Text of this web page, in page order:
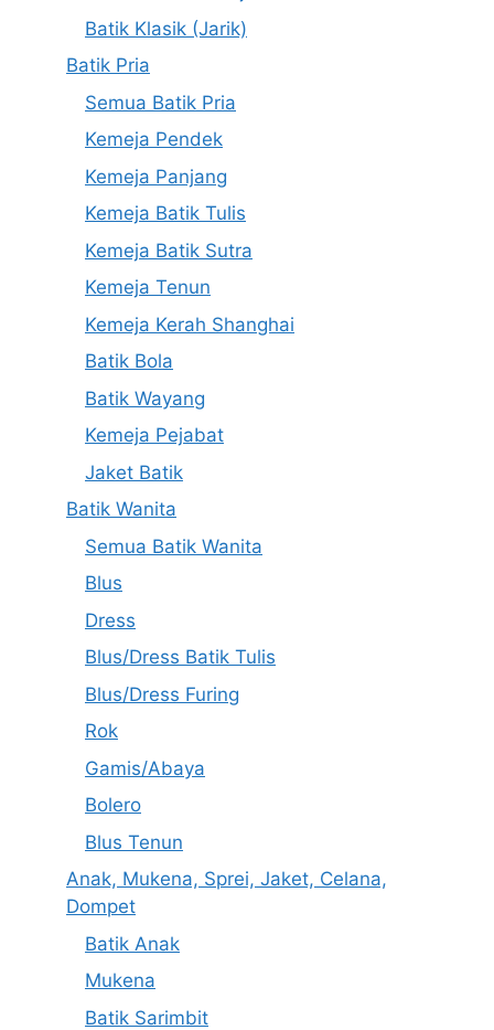
Batik Klasik (Jarik)
Batik Pria
Semua Batik Pria
Kemeja Pendek
Kemeja Panjang
Kemeja Batik Tulis
Kemeja Batik Sutra
Kemeja Tenun
Kemeja Kerah Shanghai
Batik Bola
Batik Wayang
Kemeja Pejabat
Jaket Batik
Batik Wanita
Semua Batik Wanita
Blus
Dress
Blus/Dress Batik Tulis
Blus/Dress Furing
Rok
Gamis/Abaya
Bolero
Blus Tenun
Anak, Mukena, Sprei, Jaket, Celana,
Dompet
Batik Anak
Mukena
Batik Sarimbit